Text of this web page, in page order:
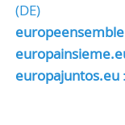
(DE)
europajuntos.eu